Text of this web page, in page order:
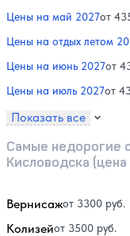
Цены на май 2027от
Цены на отдых летом
Цены на июнь 2027от
Цены на июль 2027от
Показать все
Самые недорогие
Кисловодска
Вернисажот 3300 руб.
Колизейот 3500 руб.